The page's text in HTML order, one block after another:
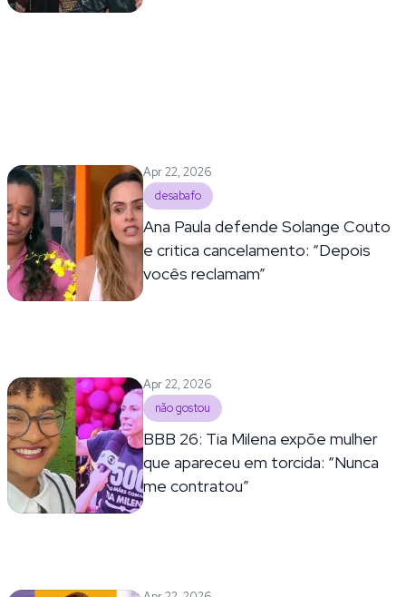
Apr 22, 2026
desabafo
Ana Paula defende Solange Couto
e critica cancelamento: “Depois
vocês reclamam”
Apr 22, 2026
não gostou
BBB 26: Tia Milena expõe mulher
que apareceu em torcida: “Nunca
me contratou”